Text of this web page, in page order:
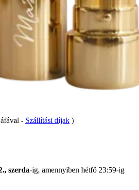
- Szállítási díjak )
szerda-ig, amennyiben hétfő 23:59-ig